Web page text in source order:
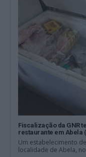
Fiscalização da GNR
restaurante em Abela
Um estabelecimento
localidade de Abela,